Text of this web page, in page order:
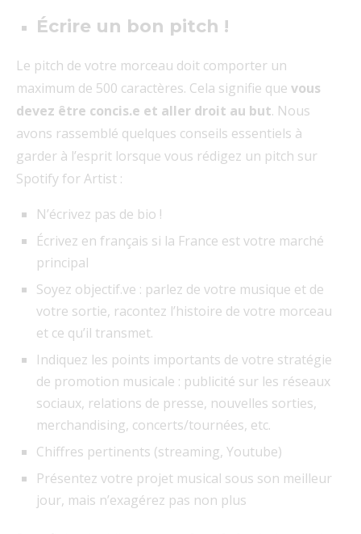
Écrire un bon pitch !
Le pitch de votre morceau doit comporter un
maximum de 500 caractères. Cela signifie que vous
devez être concis.e et aller droit au but. Nous
avons rassemblé quelques conseils essentiels à
garder à l’esprit lorsque vous rédigez un pitch sur
Spotify for Artist :
N’écrivez pas de bio !
Écrivez en français si la France est votre marché
principal
Soyez objectif.ve : parlez de votre musique et de
votre sortie, racontez l’histoire de votre morceau
et ce qu’il transmet.
Indiquez les points importants de votre stratégie
de promotion musicale : publicité sur les réseaux
sociaux, relations de presse, nouvelles sorties,
merchandising, concerts/tournées, etc.
Chiffres pertinents (streaming, Youtube)
Présentez votre projet musical sous son meilleur
jour, mais n’exagérez pas non plus